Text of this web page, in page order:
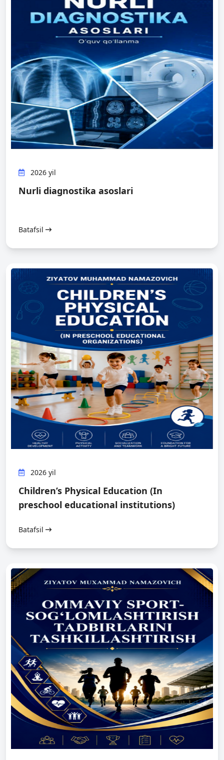
2026 yil
Nurli diagnostika asoslari
Batafsil
2026 yil
Children’s Physical Education (In
рrеschооl еducаtiоnаl institutiоns)
Batafsil